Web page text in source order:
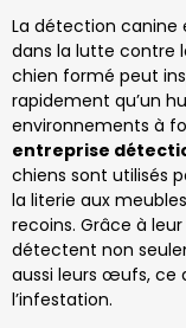
La détection canine
dans la lutte contre
chien formé peut
rapidement qu’un
environnements à
entreprise
chiens sont utilisés
la literie aux
recoins. Grâce à
détectent non
aussi leurs œufs, ce
l’infestation.